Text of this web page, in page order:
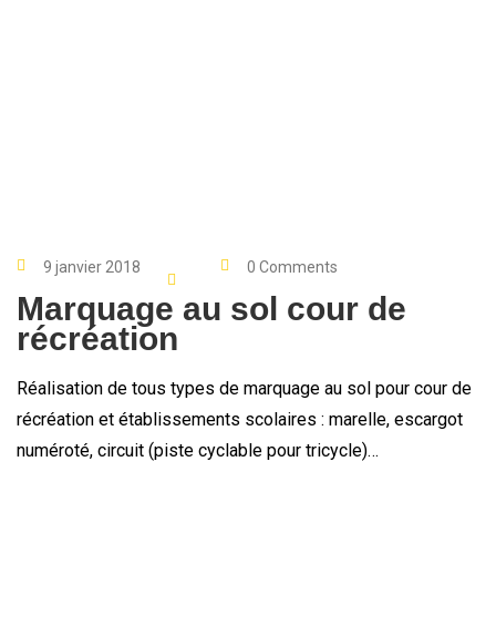
9 janvier 2018 0 Comments
Marquage au sol cour de
récréation
Réalisation de tous types de marquage au sol pour cour de
récréation et établissements scolaires : marelle, escargot
numéroté, circuit (piste cyclable pour tricycle)…